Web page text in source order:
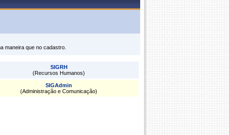
maneira que no cadastro.
SIGRH
(Recursos Humanos)
SIGAdmin
(Administração e Comunicação)